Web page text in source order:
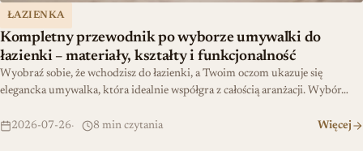
ŁAZIENKA
Kompletny przewodnik po wyborze umywalki do
łazienki – materiały, kształty i funkcjonalność
Wyobraź sobie, że wchodzisz do łazienki, a Twoim oczom ukazuje się
elegancka umywalka, która idealnie współgra z całością aranżacji. Wybór…
2026-07-26 8 min czytania Więcej